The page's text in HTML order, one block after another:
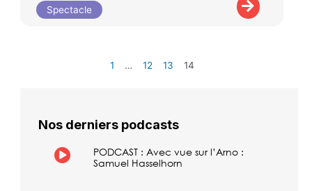
Spectacle
1 … 12 13 14
Nos derniers podcasts
PODCAST : Avec vue sur l’Arno :
Samuel Hasselhorn